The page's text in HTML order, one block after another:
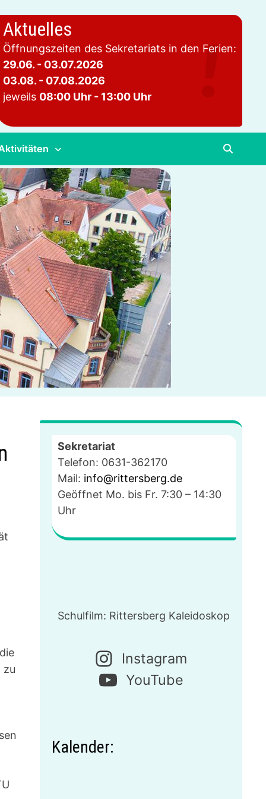
Aktuelles
Öffnungszeiten des Sekretariats in den Ferien:
29.06. - 03.07.2026
03.08. - 07.08.2026
jeweils 08:00 Uhr - 13:00 Uhr
zu
Sekretariat
Telefon: 0631-362170
Mail: info@rittersberg.de
Geöffnet Mo. bis Fr. 7:30 – 14:30
Uhr
Schulfilm: Rittersberg Kaleidoskop
Instagram
YouTube
Kalender: